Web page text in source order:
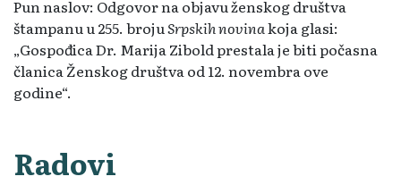
Pun naslov: Odgovor na objavu ženskog društva
štampanu u 255. brojuSrpskih novinakoja glasi:
„Gospođica Dr. Marija Zibold prestala je biti počasna
članica Ženskog društva od 12. novembra ove
godine“.
Radovi